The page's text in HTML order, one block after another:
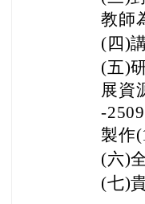
教師
(四)
(五)
展資
-
製作
(六)
(七)